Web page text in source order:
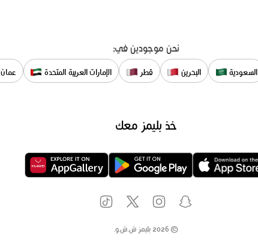
نحن موجودين في:
السعودية البحرين قطر الإمارات العربية المتحدة عمان
خذ بليمز معك
©
2026 بليمز ش.ش.و.